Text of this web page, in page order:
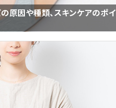
原因や種類、スキンケアのポイ